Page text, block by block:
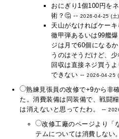
おにぎり1個100円を
術？🤔 -- 2026-04-25 (
天山がなければケー
徹甲弾あるいは99艦
ジは月で60個になる
うのはそうだけど、
回収は直接ネジ買う
できない --2026-04-25
熟練見張員の改修で+9から非
た。消費装備は同装備で、戦闘
は消えないと思ってたわ。 --
改修工廠のページより「
テムについては消費しない